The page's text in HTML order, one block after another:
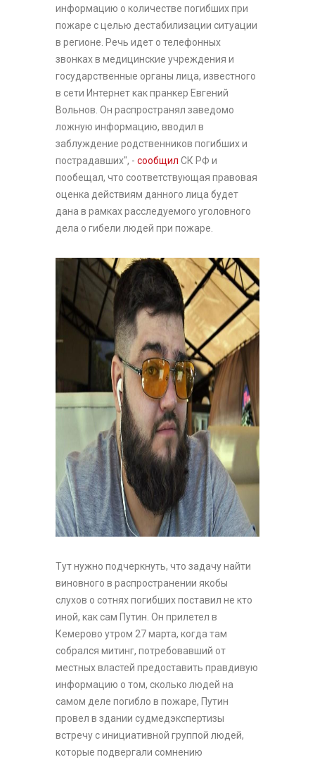
информацию о количестве погибших при
пожаре с целью дестабилизации ситуации
в регионе. Речь идет о телефонных
звонках в медицинские учреждения и
государственные органы лица, известного
в сети Интернет как пранкер Евгений
Вольнов. Он распространял заведомо
ложную информацию, вводил в
заблуждение родственников погибших и
пострадавших", - сообщил СК РФ и
пообещал, что соответствующая правовая
оценка действиям данного лица будет
дана в рамках расследуемого уголовного
дела о гибели людей при пожаре.
Тут нужно подчеркнуть, что задачу найти
виновного в распространении якобы
слухов о сотнях погибших поставил не кто
иной, как сам Путин. Он прилетел в
Кемерово утром 27 марта, когда там
собрался митинг, потребовавший от
местных властей предоставить правдивую
информацию о том, сколько людей на
самом деле погибло в пожаре, Путин
провел в здании судмедэкспертизы
встречу с инициативной группой людей,
которые подвергали сомнению